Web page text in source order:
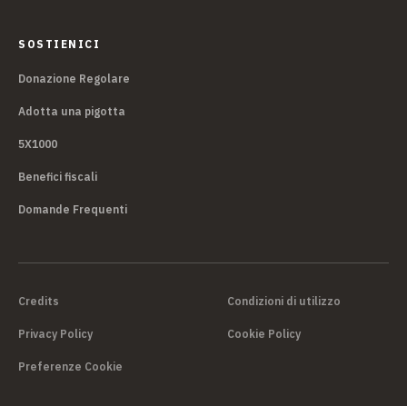
SOSTIENICI
Donazione Regolare
Adotta una pigotta
5X1000
Benefici fiscali
Domande Frequenti
Credits Condizioni di utilizzo
Privacy Policy Cookie Policy
Preferenze Cookie